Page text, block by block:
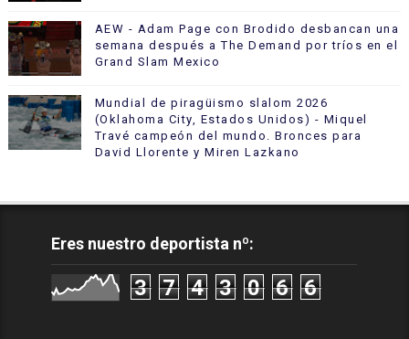
AEW - Adam Page con Brodido desbancan una
semana después a The Demand por tríos en el
Grand Slam Mexico
Mundial de piragüismo slalom 2026
(Oklahoma City, Estados Unidos) - Miquel
Travé campeón del mundo. Bronces para
David Llorente y Miren Lazkano
Eres nuestro deportista nº:
3 7 4 3 0 6 6